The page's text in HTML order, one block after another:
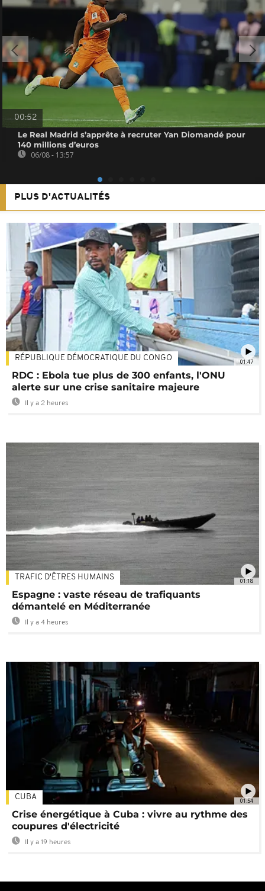
00:52
Le Real Madrid s’apprête à recruter Yan Diomandé pour
140 millions d’euros
06/08 - 13:57
PLUS D'ACTUALITÉS
01:47
RÉPUBLIQUE DÉMOCRATIQUE DU CONGO
RDC : Ebola tue plus de 300 enfants, l'ONU
alerte sur une crise sanitaire majeure
Il y a 2 heures
01:18
TRAFIC D'ÊTRES HUMAINS
Espagne : vaste réseau de trafiquants
démantelé en Méditerranée
Il y a 4 heures
01:54
CUBA
Crise énergétique à Cuba : vivre au rythme des
coupures d'électricité
Il y a 19 heures